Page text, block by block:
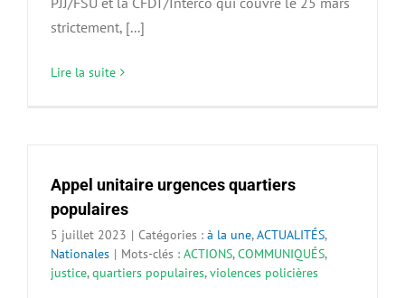
strictement, [...]
Lire la suite
Appel unitaire urgences quartiers
populaires
5 juillet 2023 | Catégories : à la une,ACTUALITÉS,
Nationales | Mots-clés : ACTIONS,COMMUNIQUÉS,
justice,quartiers populaires,violences policières